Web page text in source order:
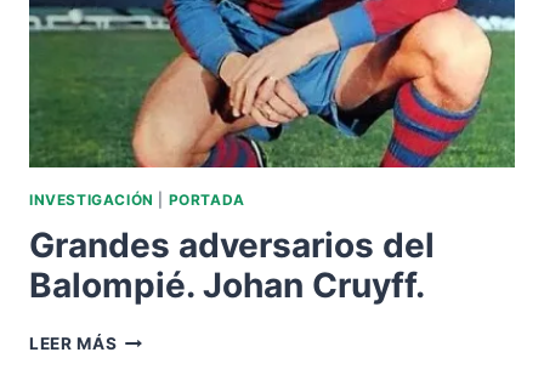
INVESTIGACIÓN PORTADA
Grandes adversarios del
Balompié. Johan Cruyff.
LEER MÁS GRANDES